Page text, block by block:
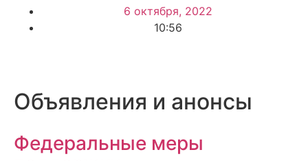
6 октября, 2022
10:56
Объявления и анонсы
Федеральные меры